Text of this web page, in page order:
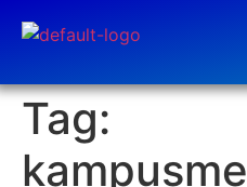
Tag: